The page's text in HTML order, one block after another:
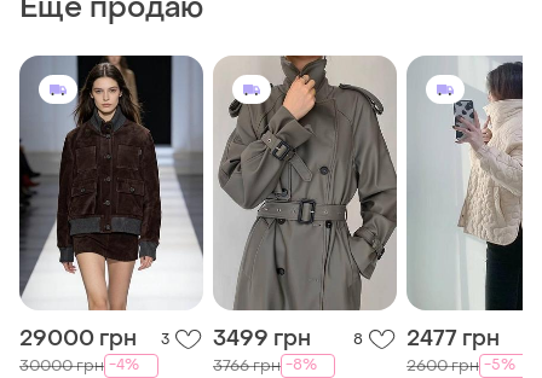
Еще продаю
29000 грн 3
30000 грн -4%
3499 грн 8
3766 грн -8%
2477 грн
2600 грн -5%